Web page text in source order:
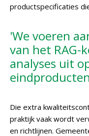
productspecificaties
'We voeren
van het RAG-
analyses uit
Die extra
praktijk vaak wordt
en richtlijnen.